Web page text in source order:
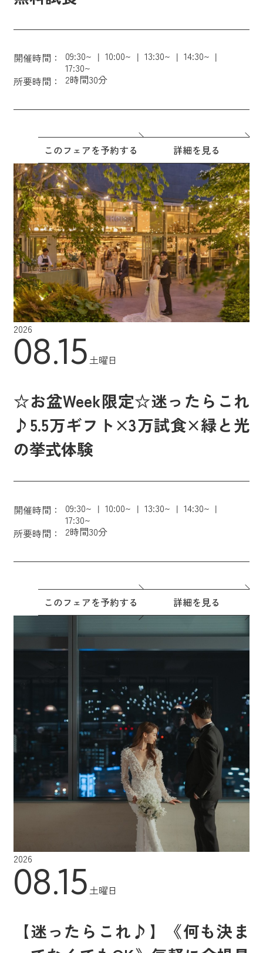
開催時間： 09:30~ 10:00~ 13:30~
14:30~
17:30~
所要時間：
2時間30分
このフェアを予約する 詳細を見る
2026
08.15土曜日
☆お盆Week限定☆迷ったらこれ
♪5.5万ギフト×3万試食×緑と光
の挙式体験
開催時間： 09:30~ 10:00~ 13:30~
14:30~
17:30~
所要時間：
2時間30分
このフェアを予約する 詳細を見る
2026
08.15 土曜日
【迷ったらこれ♪】《何も決ま